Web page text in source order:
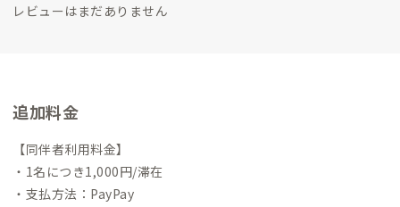
レビューはまだありません
追加料金
【同伴者利用料金】
・1名につき1,000円/滞在
・支払方法：PayPay